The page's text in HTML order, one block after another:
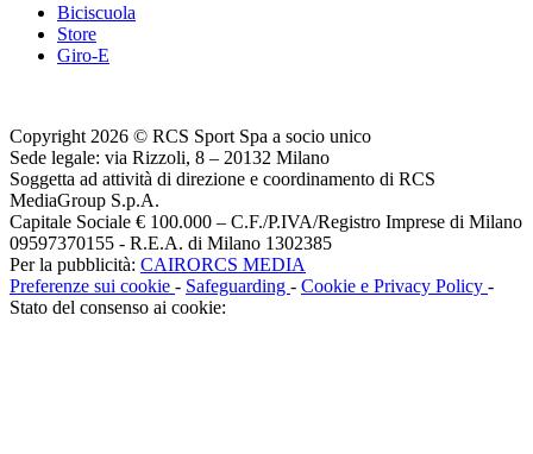
Biciscuola
Store
Giro-E
Copyright 2026 © RCS Sport Spa a socio unico
Sede legale: via Rizzoli, 8 – 20132 Milano
Soggetta ad attività di direzione e coordinamento di RCS
MediaGroup S.p.A.
Capitale Sociale € 100.000 – C.F./P.IVA/Registro Imprese di Milano
09597370155 - R.E.A. di Milano 1302385
Per la pubblicità: CAIRORCS MEDIA
Preferenze sui cookie - Safeguarding - Cookie e Privacy Policy -
Stato del consenso ai cookie: